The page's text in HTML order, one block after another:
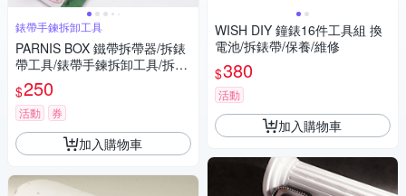
錶帶手鍊拆卸工具
PARNIS BOX 鐵帶拆帶器/拆錶
帶工具/錶帶手鍊拆卸工具/拆帶
器/單售 維修手錶DIY #工具02
$250
活動 券
加入購物車
WISH DIY 鐘錶16件工具組 換
電池/拆錶帶/保養/維修
$380
活動
加入購物車